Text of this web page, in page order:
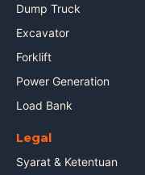
Dump Truck
Excavator
Forklift
Power Generation
Load Bank
Legal
Syarat & Ketentuan